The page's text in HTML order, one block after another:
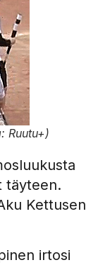
Ruutu+)
täyteen.
Kettusen
irtosi